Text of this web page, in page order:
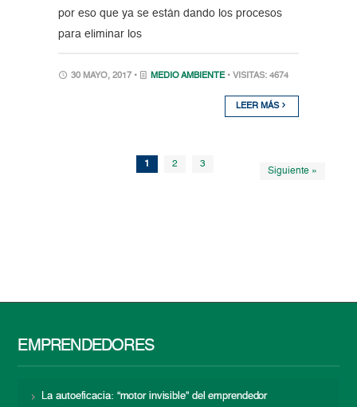
por eso que ya se están dando los procesos
para eliminar los
30 MAYO, 2017 • MEDIO AMBIENTE • VISITAS: 4674
LEER MÁS
1 2 3
Siguiente »
EMPRENDEDORES
La autoeficacia: “motor invisible” del emprendedor